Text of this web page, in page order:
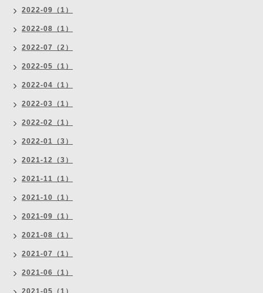
2022-09（1）
2022-08（1）
2022-07（2）
2022-05（1）
2022-04（1）
2022-03（1）
2022-02（1）
2022-01（3）
2021-12（3）
2021-11（1）
2021-10（1）
2021-09（1）
2021-08（1）
2021-07（1）
2021-06（1）
2021-05（1）